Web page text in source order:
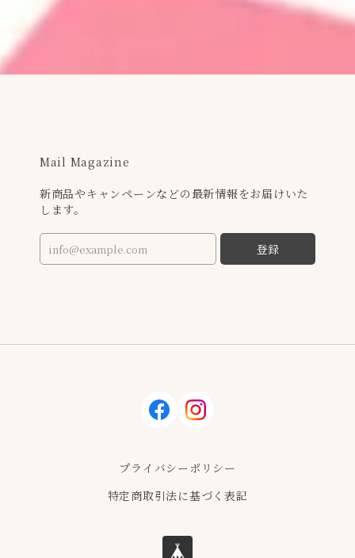
Mail Magazine
新商品やキャンペーンなどの最新情報をお届けいた
します。
登録
プライバシーポリシー
特定商取引法に基づく表記